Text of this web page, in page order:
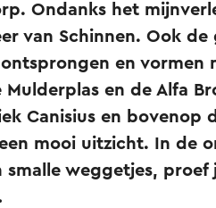
Ondanks het
van Schinnen. Ook de
en vormen
en de Alfa
Canisius en bovenop
mooi uitzicht. In de
weggetjes, proef